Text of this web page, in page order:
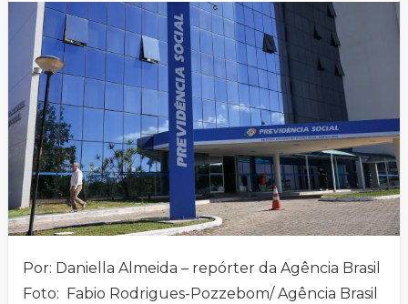
Por: Daniella Almeida – repórter da Agência Brasil
Foto: Fabio Rodrigues-Pozzebom/ Agência Brasil